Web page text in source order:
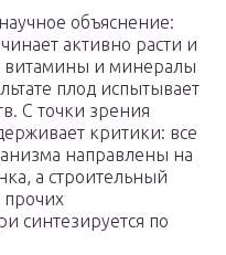
объяснение:
активно расти и
витамины и минералы
плод испытывает
С точки зрения
критики: все
направлены на
а строительный
прочих
синтезируется по